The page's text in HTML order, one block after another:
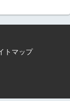
トマップ